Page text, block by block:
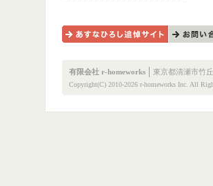
有限会社 r-homeworks 東京都清瀬市竹
Copyright(C) 2010-2026 r-homeworks Inc. All